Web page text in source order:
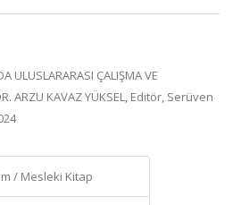
ULUSLARARASI ÇALIŞMA VE
ARZU KAVAZ YÜKSEL, Editör, Serüven
/ Mesleki Kitap